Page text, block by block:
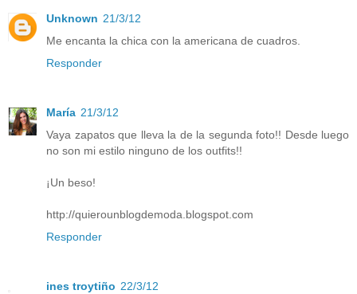
Unknown 21/3/12
Me encanta la chica con la americana de cuadros.
Responder
María 21/3/12
Vaya zapatos que lleva la de la segunda foto!! Desde luego
no son mi estilo ninguno de los outfits!!
¡Un beso!
http://quierounblogdemoda.blogspot.com
Responder
ines troytiño 22/3/12